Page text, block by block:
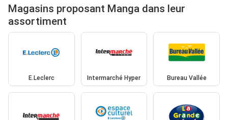
Magasins proposant Manga dans leur
assortiment
E.Leclerc Intermarché Hyper Bureau Vallée